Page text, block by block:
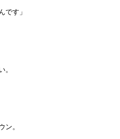
です」
。
ン。